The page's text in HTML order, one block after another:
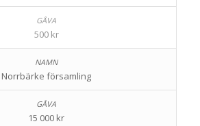
500 kr
Norrbärke församling
15 000 kr